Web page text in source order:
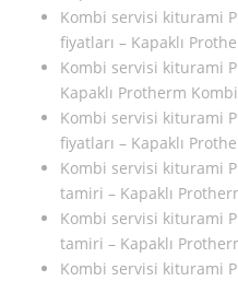
Kombi servisi kiturami
fiyatları – Kapaklı
Kombi servisi kiturami
Kapaklı Protherm
Kombi servisi kiturami
fiyatları – Kapaklı
Kombi servisi kiturami
tamiri – Kapaklı
Kombi servisi kiturami
tamiri – Kapaklı
Kombi servisi kiturami